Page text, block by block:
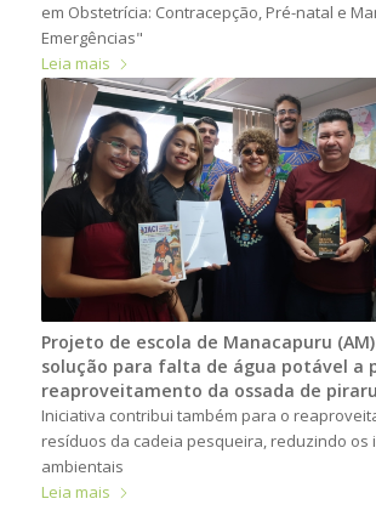
em Obstetrícia: Contracepção, Pré-natal e
Emergências"
Leia mais
Projeto de escola de Manacapuru
solução para falta de água potável a
reaproveitamento da ossada de
Iniciativa contribui também para o
resíduos da cadeia pesqueira, reduzindo os
ambientais
Leia mais